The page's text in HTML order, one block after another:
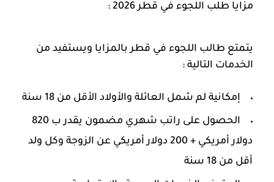
مزايا طلب اللجوء في قطر 2026 :
يتمتع طالب اللجوء في قطر بالمزايا ويستفيد من
الخدمات التالية :
إمكانية لم شمل العائلة والأولاد الأقل من 18 سنة
الحصول على راتب شهري مضمون يقدر ب 820
دولار أمريكي + 200 دولار أمريكي عن الزوجة وكل ولد
أقل من 18 سنة